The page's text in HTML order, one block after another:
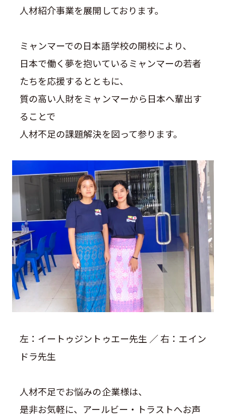
人材紹介事業を展開しております。
ミャンマーでの日本語学校の開校により、
日本で働く夢を抱いているミャンマーの若者
たちを応援するとともに、
質の高い人財をミャンマーから日本へ輩出す
ることで
人材不足の課題解決を図って参ります。
左： イートゥジントゥエー先生 ／ 右： エイン
ドラ先生
人材不足でお悩みの企業様は、
是非お気軽に、アールビー・トラストへお声